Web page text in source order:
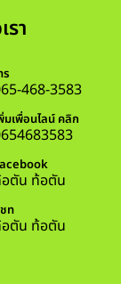
า
ร
468-3583
มเพื่อนไลน์ คลิก
ตัน ท้อตัน
ท
ตัน ท้อตัน